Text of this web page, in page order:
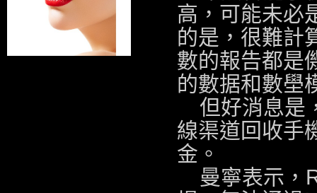
高，可能未必
的是，很難計
數的報告都是
的數据和數壆
但好消息是
線渠道回收手
金。
曼寧表示，